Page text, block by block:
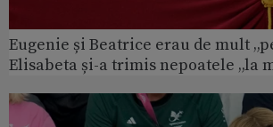
Eugenie și Beatrice erau de mult
Elisabeta și-a trimis nepoatele „la